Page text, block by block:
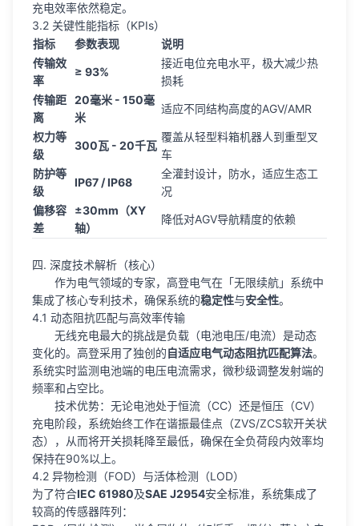
充电效率依然稳定。
3.2 关键性能指标（KPIs）
指标
参数表现
说明
传输效
率
≥ 93%
接近电位充电水平，极大减少热
损耗
传输距
离
20毫米 - 150毫
米
适应不同结构高度的AGV/AMR
权力等
级
300瓦 - 20千瓦
覆盖从轻型料箱机器人到重型叉
车
防护等
级
IP67 / IP68
全灌封设计，防水，适应生态工
况
偏移容
差
±30mm（XY
轴）
降低对AGV导航精度的依赖
四. 深度技术解析（核心）
作为电气领域的专家，高登电气在「无限续航」系统中
集成了核心专利技术，确保系统的稳定性与安全性。
4.1 动态阻抗匹配与高效率传输
无线充电最大的挑战是负载（电池电压/电流）是动态
变化的。高登采用了独创的自适应电气动态阻抗匹配算法。
系统实时监测电池端的电压电流需求，微秒级调整发射端的
频率和占空比。
技术优势：无论电池处于恒流（CC）还是恒压（CV）
充电阶段，系统始终工作在谐振最佳点（ZVS/ZCS软开关状
态），从而将开关损耗降至最低，确保在全负荷段内效率均
保持在90%以上。
4.2 异物检测（FOD）与活体检测（LOD）
为了符合IEC 61980及SAE J2954安全标准，系统集成了
较高的传感器阵列：